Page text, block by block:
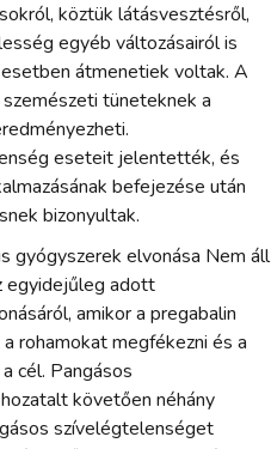
köztük látásvesztésről,
egyéb változásairól is
átmenetiek voltak. A
tüneteknek a
eseteit jelentették, és
befejezése után
bizonyultak.
gyógyszerek elvonása Nem áll
egyidejűleg adott
amikor a pregabalin
rohamokat megfékezni és a
cél. Pangásos
követően néhány
szívelégtelenséget